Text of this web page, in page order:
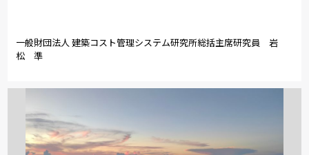
一般財団法人 建築コスト管理システム研究所総括主席研究員 岩
松 準